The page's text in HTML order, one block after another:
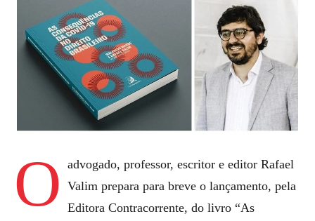
O
advogado, professor, escritor e editor Rafael
Valim prepara para breve o lançamento, pela
Editora Contracorrente, do livro “As